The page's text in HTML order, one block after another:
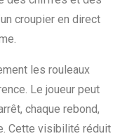
croupier en direct
les rouleaux
Le joueur peut
chaque rebond,
Cette visibilité réduit